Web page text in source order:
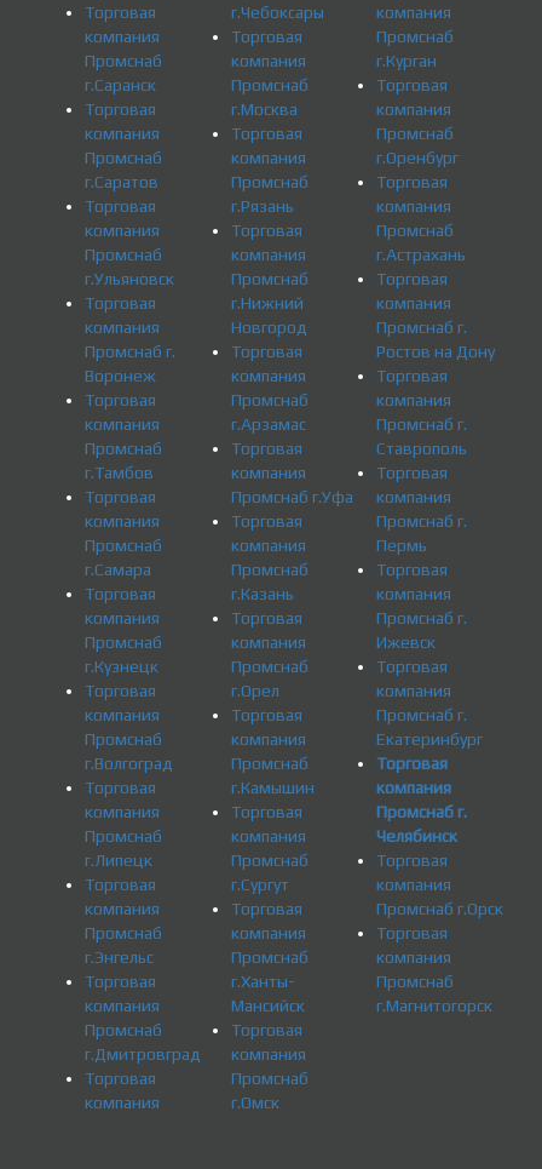
Торговая
компания
Промснаб
г.Саранск
Торговая
компания
Промснаб
г.Саратов
Торговая
компания
Промснаб
г.Ульяновск
Торговая
компания
Промснаб г.
Воронеж
Торговая
компания
Промснаб
г.Тамбов
Торговая
компания
Промснаб
г.Самара
Торговая
компания
Промснаб
г.Кузнецк
Торговая
компания
Промснаб
г.Волгоград
Торговая
компания
Промснаб
г.Липецк
Торговая
компания
Промснаб
г.Энгельс
Торговая
компания
Промснаб
г.Дмитровград
Торговая
компания
г.Чебоксары
Торговая
компания
Промснаб
г.Москва
Торговая
компания
Промснаб
г.Рязань
Торговая
компания
Промснаб
г.Нижний
Новгород
Торговая
компания
Промснаб
г.Арзамас
Торговая
компания
Промснаб г.Уфа
Торговая
компания
Промснаб
г.Казань
Торговая
компания
Промснаб
г.Орел
Торговая
компания
Промснаб
г.Камышин
Торговая
компания
Промснаб
г.Сургут
Торговая
компания
Промснаб
г.Ханты-
Мансийск
Торговая
компания
Промснаб
г.Омск
компания
Промснаб
г.Курган
Торговая
компания
Промснаб
г.Оренбург
Торговая
компания
Промснаб
г.Астрахань
Торговая
компания
Промснаб г.
Ростов на Дону
Торговая
компания
Промснаб г.
Ставрополь
Торговая
компания
Промснаб г.
Пермь
Торговая
компания
Промснаб г.
Ижевск
Торговая
компания
Промснаб г.
Екатеринбург
Торговая
компания
Промснаб г.
Челябинск
Торговая
компания
Промснаб г.Орск
Торговая
компания
Промснаб
г.Магнитогорск